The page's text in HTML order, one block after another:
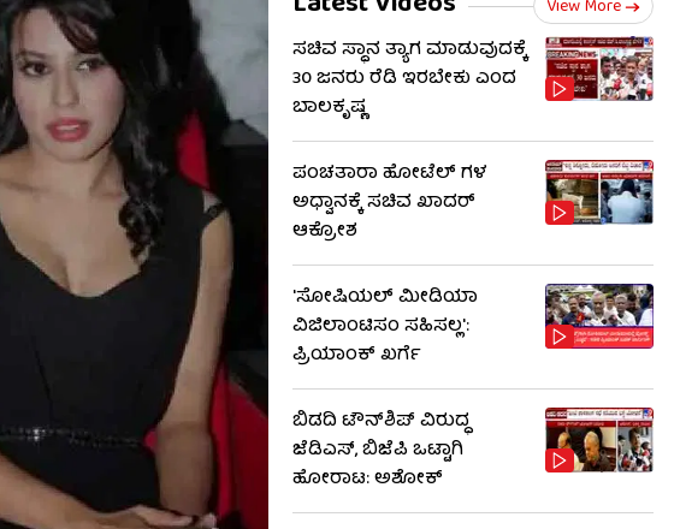
View More
ಸಚಿವ ಸ್ಥಾನ ತ್ಯಾಗ ಮಾಡುವುದಕ್ಕೆ
30 ಜನರು ರೆಡಿ ಇರಬೇಕು ಎಂದ
ಬಾಲಕೃಷ್ಣ
ಪಂಚತಾರಾ ಹೋಟೆಲ್ ಗಳ
ಅಧ್ವಾನಕ್ಕೆ ಸಚಿವ ಖಾದರ್
ಆಕ್ರೋಶ
'ಸೋಷಿಯಲ್ ಮೀಡಿಯಾ
ವಿಜಿಲಾಂಟಿಸಂ ಸಹಿಸಲ್ಲ':
ಪ್ರಿಯಾಂಕ್ ಖರ್ಗೆ
ಬಿಡದಿ ಟೌನ್​ಶಿಪ್ ವಿರುದ್ಧ
ಜೆಡಿಎಸ್, ಬಿಜೆಪಿ ಒಟ್ಟಾಗಿ
ಹೋರಾಟ: ಅಶೋಕ್